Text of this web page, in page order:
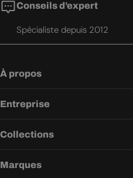
Conseils d’expert
Spécialiste depuis 2012
À propos
Entreprise
Collections
Marques